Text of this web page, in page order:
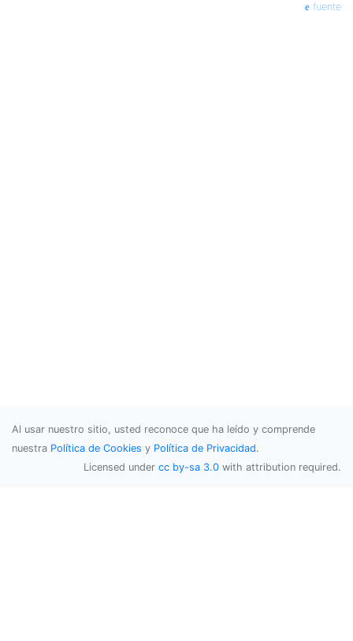
fuente
Al usar nuestro sitio, usted reconoce que ha leído y comprende
nuestra Política de Cookies y Política de Privacidad.
Licensed under cc by-sa 3.0 with attribution required.